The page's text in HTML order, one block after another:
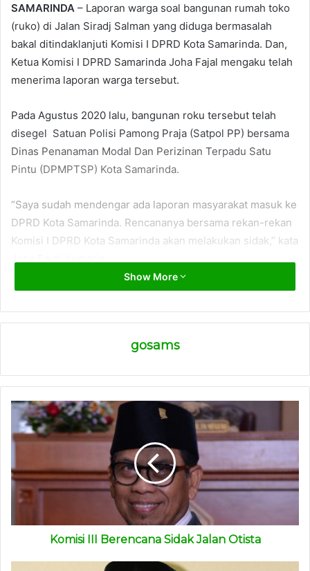
SAMARINDA – Laporan warga soal bangunan rumah toko
(ruko) di Jalan Siradj Salman yang diduga bermasalah
bakal ditindaklanjuti Komisi I DPRD Kota Samarinda. Dan,
Ketua Komisi I DPRD Samarinda Joha Fajal mengaku telah
menerima laporan warga tersebut.
Pada Agustus 2020 lalu, bangunan roku tersebut telah
disegel Satuan Polisi Pamong Praja (Satpol PP) bersama
Dinas Penanaman Modal Dan Perizinan Terpadu Satu
Pintu (DPMPTSP) Kota Samarinda.
“Saya sudah mendengar ada laporan masyarakat masuk ke
DPRD Kota Samarinda. Rencananya bersama rekan-rekan
Komisi I DPRD Kota Samarinda akan melakukan sidak,” kata
Namun, kata dia, pihaknya belum dapat memastikan
apakah bangunan Ruko di Jalan Siradj Salman tersebut
terlebih dahulu keberadaan bangunan tersebut.
“Ada laporan dari warga, saya dengar itu. Namun, apakah
betul tidak sesuai dengan izinnya? Ini yang perlu kita
telusuri. Saya tidak bisa memberikan pernyataan kalau
belum melihat dari sisi fakta di lapangan, rencananya saya
dan teman-teman Komisi I akan turun ke lapangan,” ujar
dia.(advetorial)
Show More
gosams
Komisi III Berencana Sidak Jalan Otista